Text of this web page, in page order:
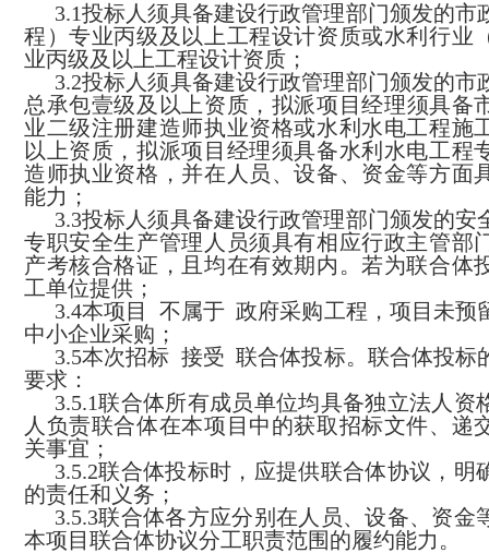
3.1投标人须具备建设行政管理部门颁发的市
程）专业丙级及以上工程设计资质或水利行业
业丙级及以上工程设计资质 ；
3.2投标人须具备建设行政管理部门颁发的市
总承包壹级及 以上资质 ， 拟派项目经理须具备
业二级注册建造师执业资格或水利水电工程施
以上资质，拟派项目经理须具备水利水电工程
造师执业资格，并在人员、设备、资金等方面
能力；
3.3投标人须具备建设行政管理部门颁发的安
专职安全生产管理人员须具有相应行政主管部
产考核合格证，且均在有效期内。若为联合体
工单位提供；
3.4本项目 不属于 政府采购工程 ， 项目未预
中小企业采购 ；
3.5本次招标 接受 联合体投标。联合体投标
要求：
3.5.1联合体所有成员单位均具备独立法人资
人 负责联合体在本项目中的获取招标文件、递
关事宜 ；
3.5.2联合体投标时，应提供联合体协议，明
的责任和义务 ；
3.5.3联合体各方应分别在人员、设备、资金
本项目联合体协议分工职责范围的履约能力 。